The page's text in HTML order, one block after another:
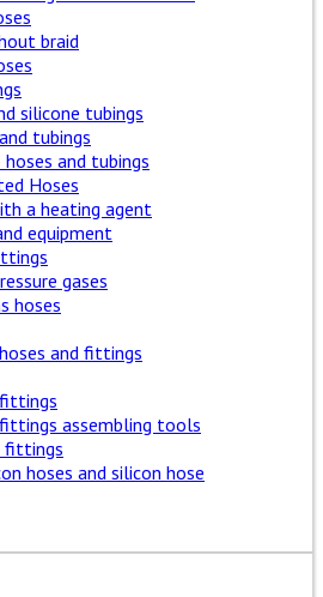
braid
silicone tubings
tubings
and tubings
Hoses
a heating agent
equipment
gases
hoses
and fittings
assembling tools
fittings
hoses and silicon hose